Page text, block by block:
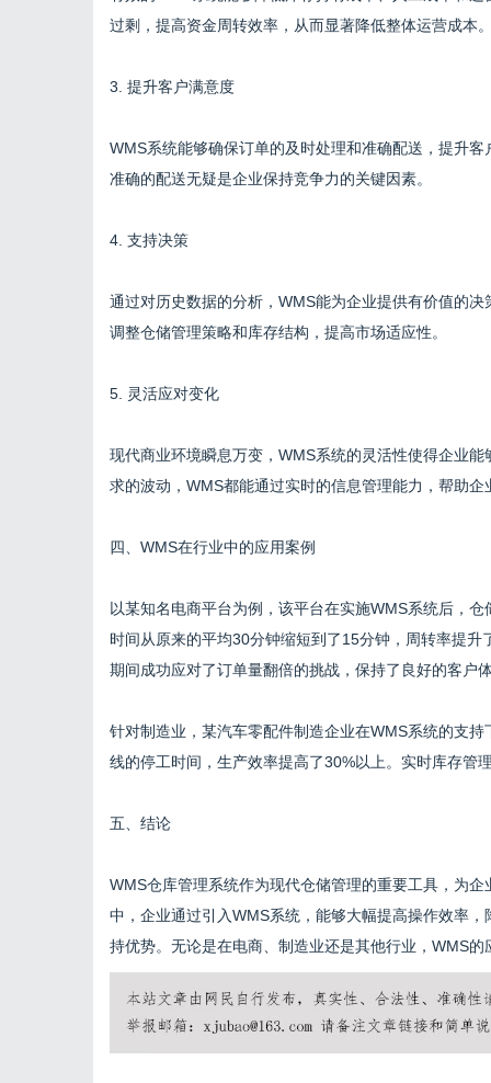
过剩，提高资金周转效率，从而显著降低整体运营成本
3. 提升客户满意度
WMS系统能够确保订单的及时处理和准确配送，提升
准确的配送无疑是企业保持竞争力的关键因素。
4. 支持决策
通过对历史数据的分析，WMS能为企业提供有价值的
调整仓储管理策略和库存结构，提高市场适应性。
5. 灵活应对变化
现代商业环境瞬息万变，WMS系统的灵活性使得企业
求的波动，WMS都能通过实时的信息管理能力，帮助企
四、WMS在行业中的应用案例
以某知名电商平台为例，该平台在实施WMS系统后，
时间从原来的平均30分钟缩短到了15分钟，周转率提
期间成功应对了订单量翻倍的挑战，保持了良好的客户
针对制造业，某汽车零配件制造企业在WMS系统的支
线的停工时间，生产效率提高了30%以上。实时库存管
五、结论
WMS仓库管理系统作为现代仓储管理的重要工具，为
中，企业通过引入WMS系统，能够大幅提高操作效率
持优势。无论是在电商、制造业还是其他行业，WMS